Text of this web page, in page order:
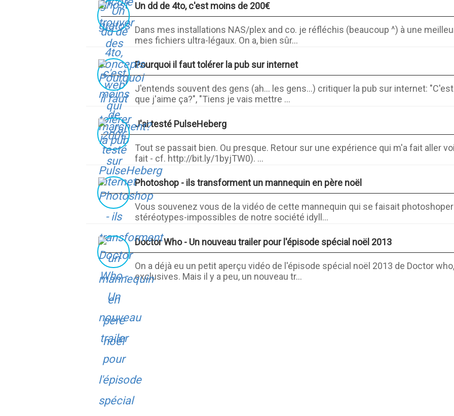
Un dd de 4to, c'est moins de 200€
Dans mes installations NAS/plex and co. je réfléchis (beaucoup ^) à une
mes fichiers ultra-légaux. On a, bien sûr...
Pourquoi il faut tolérer la pub sur internet
J'entends souvent des gens (ah... les gens...) critiquer la pub sur internet:
que j'aime ça?", "Tiens je vais mettre ...
J'ai testé PulseHeberg
Tout se passait bien. Ou presque. Retour sur une expérience qui m'a fait aller
fait - cf. http://bit.ly/1byjTW0). ...
Photoshop - ils transforment un mannequin en père noël
Vous souvenez vous de la vidéo de cette mannequin qui se faisait
stéréotypes-impossibles de notre société idyll...
Doctor Who - Un nouveau trailer pour l'épisode spécial noël 2013
On a déjà eu un petit aperçu vidéo de l'épisode spécial noël 2013 de Doctor
exclusives. Mais il y a peu, un nouveau tr...